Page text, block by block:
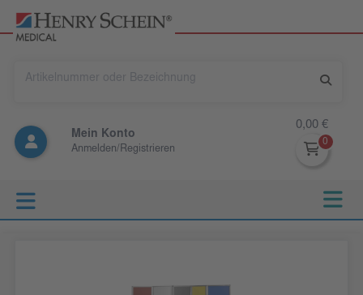
Mein Konto
Anmelden/Registrieren
0,00 €